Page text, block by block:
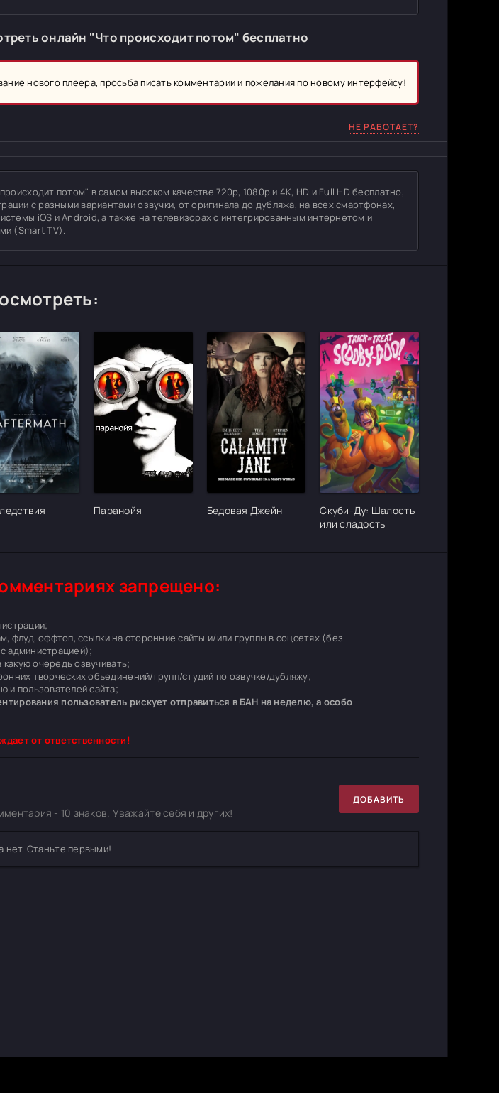
онлайн "Что происходит потом" бесплатно
нового плеера, просьба писать комментарии и пожелания по новому интерфейсу!
НЕ РАБОТАЕТ?
потом" в самом высоком качестве 720p, 1080p и 4K, HD и Full HD бесплатно,
с разными вариантами озвучки, от оригинала до дубляжа, на всех смартфонах,
iOS и Android, а также на телевизорах с интегрированным интернетом и
(Smart TV).
Паранойя
[/xfgiven_cvh_poster_urlcvh_poster_url]
Бедовая Джейн
[/
Скуби-Ду: Шалость
или сладость
запрещено:
флуд, оффтоп, ссылки на сторонние сайты и/или группы в соцсетях (без
администрацией);
очередь озвучивать;
творческих объединений/групп/студий по озвучке/дубляжу;
и пользователей сайта;
пользователь рискует отправиться в БАН на неделю, а особо
от ответственности!
- 10 знаков. Уважайте себя и других!
ДОБАВИТЬ
нет. Станьте первыми!